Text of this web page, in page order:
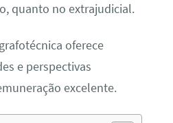
quanto no extrajudicial.
oferece
e perspectivas
excelente.